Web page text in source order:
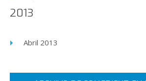
2013
Abril 2013